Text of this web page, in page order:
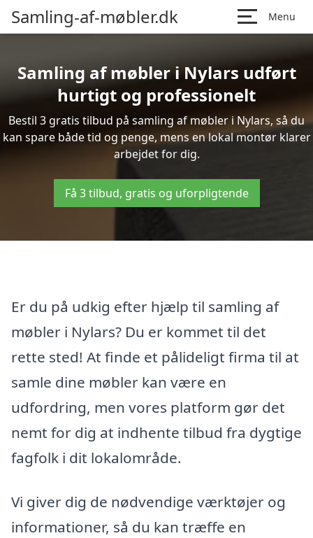
Samling-af-møbler.dk Menu
Samling af møbler i Nylars udført
hurtigt og professionelt
Bestil 3 gratis tilbud på samling af møbler i Nylars, så du
kan spare både tid og penge, mens en lokal montør klarer
arbejdet for dig.
Få 3 tilbud, gratis og uforpligtende
Er du på udkig efter hjælp til samling af
møbler i Nylars? Du er kommet til det
rette sted! At finde et pålideligt firma til at
samle dine møbler kan være en
udfordring, men vores platform gør det
nemt for dig at indhente tilbud fra dygtige
fagfolk i dit lokalområde.
Vi giver dig de nødvendige værktøjer og
informationer, så du kan træffe en